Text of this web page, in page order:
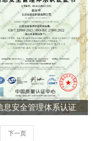
息安全管理体系认证
下一页